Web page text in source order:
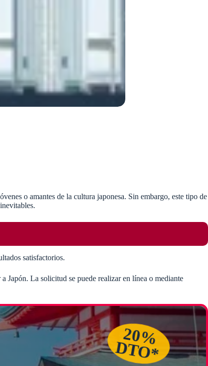
o amantes de la cultura japonesa. Sin embargo, este tipo de
satisfactorios.
Japón. La solicitud se puede realizar en línea o mediante
20%
DTO*